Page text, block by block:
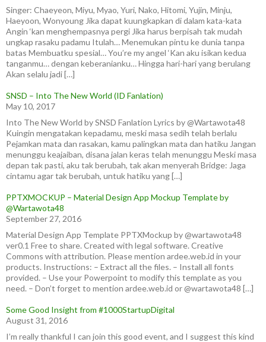
Singer: Chaeyeon, Miyu, Myao, Yuri, Nako, Hitomi, Yujin, Minju,
Haeyoon, Wonyoung Jika dapat kuungkapkan di dalam kata-kata
Angin ‘kan menghempasnya pergi Jika harus berpisah tak mudah
ungkap rasaku padamu Itulah… Menemukan pintu ke dunia tanpa
batas Membuatku spesial… You’re my angel ‘Kan aku isikan kedua
tanganmu… dengan keberanianku… Hingga hari-hari yang berulang
Akan selalu jadi […]
SNSD – Into The New World (ID Fanlation)
May 10, 2017
Into The New World by SNSD Fanlation Lyrics by @Wartawota48
Kuingin mengatakan kepadamu, meski masa sedih telah berlalu
Pejamkan mata dan rasakan, kamu palingkan mata dan hatiku Jangan
menunggu keajaiban, disana jalan keras telah menunggu Meski masa
depan tak pasti, aku tak berubah, tak akan menyerah Bridge: Jaga
cintamu agar tak berubah, untuk hatiku yang […]
PPTXMOCKUP – Material Design App Mockup Template by
@Wartawota48
September 27, 2016
Material Design App Template PPTXMockup by @wartawota48
ver0.1 Free to share. Created with legal software. Creative
Commons with attribution. Please mention ardee.web.id in your
products. Instructions: – Extract all the files. – Install all fonts
provided. – Use your Powerpoint to modify this template as you
need. – Don’t forget to mention ardee.web.id or @wartawota48 […]
Some Good Insight from #1000StartupDigital
August 31, 2016
I’m really thankful I can join this good event, and I suggest this kind